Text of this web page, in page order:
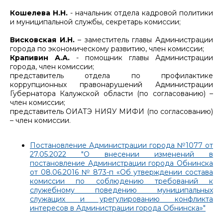
Кошелева Н.Н.- начальник отдела кадровой политики
и муниципальной службы, секретарь комиссии;
Висковская И.Н.– заместитель главы Администрации
города по экономическому развитию, член комиссии;
Крапивин А.А. - помощник главы Администрации
города, член комиссии;
представитель отдела по профилактике
коррупционных правонарушений Администрации
Губернатора Калужской области (по согласованию) –
член комиссии;
представитель ОИАТЭ НИЯУ МИФИ (по согласованию)
– член комиссии.
Постановление Администрации города №1077 от
27.05.2022 "О внесении изменений в
постановление Администрации города Обнинска
от 08.06.2016 № 873-п «Об утверждении состава
комиссии по соблюдению требований к
служебному поведению муниципальных
служащих и урегулированию конфликта
интересов в Администрации города Обнинска»"